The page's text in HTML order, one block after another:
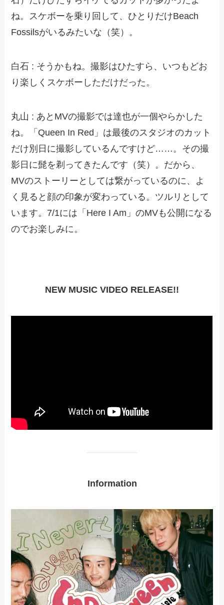
ね。スケボーを乗り回して、ひとりだけBeach
Fossilsがいるみたいな（笑）。
白石 : そうかもね。撮影はひたすら、いつもどお
り楽しくスケボーしただけだった。
丸山 : あとMVの撮影では達也が一個やらかした
ね。「Queen In Red」は最後のスタジオのカット
だけ別日に撮影しているんですけど……。その撮
影日に髭を剃ってきたんです（笑）。だから、
MVのストーリーとしては繋がっているのに、よ
く見ると顔の印象が変わっている。ツルリとして
います。7/1には「Here I Am」のMVも公開になる
のでお楽しみに。
NEW MUSIC VIDEO RELEASE!!
Information